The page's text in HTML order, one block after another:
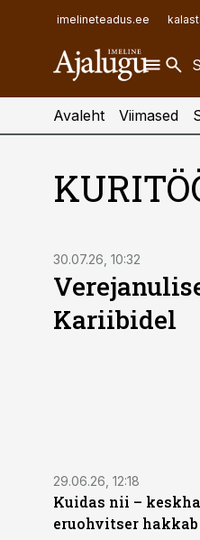
imelineteadus.ee
finantsuudised.ee
aritehnoloogia.ee
Avaleht Viimased
30.07.26, 10:32
Kariibidel
29.06.26, 12:18
Kuidas nii –
eruohvitser